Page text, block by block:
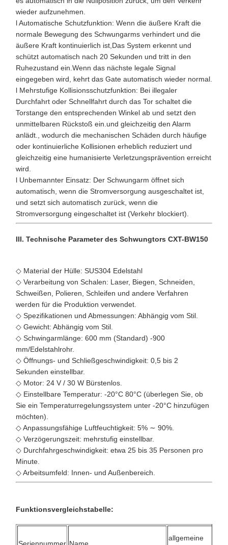
wieder aufzunehmen.
l Automatische Schutzfunktion: Wenn die äußere Kraft die
normale Bewegung des Schwungarms verhindert und die
äußere Kraft kontinuierlich ist,Das System erkennt und
schützt automatisch nach 20 Sekunden und tritt in den
Ruhezustand ein.Wenn das nächste legale Signal
eingegeben wird, kehrt das Gate automatisch wieder normal.
l Mehrstufige Kollisionsschutzfunktion: Bei illegaler
Durchfahrt oder Schnellfahrt durch das Tor schaltet die
Torstange den entsprechenden Winkel ab und setzt den
unmittelbaren Rückstoß ein.und gleichzeitig den Alarm
anlädt., wodurch die mechanischen Schäden durch häufige
oder kontinuierliche Kollisionen erheblich reduziert und
gleichzeitig eine humanisierte Verletzungsprävention erreicht
wird.
l Unbemannter Einsatz: Der Schwungarm öffnet sich
automatisch, wenn die Stromversorgung ausgeschaltet ist,
und setzt sich automatisch zurück, wenn die
Stromversorgung eingeschaltet ist (Verkehr blockiert).
III. Technische Parameter des Schwungtors CXT-BW150
◇ Material der Hülle: SUS304 Edelstahl
◇ Verarbeitung von Schalen: Laser, Biegen, Schneiden,
Schweißen, Polieren, Schleifen und andere Verfahren
werden für die Produktion verwendet.
◇ Spezifikationen und Abmessungen: Abhängig vom Stil.
◇ Gewicht: Abhängig vom Stil.
◇ Schwingarmlänge: 600 mm (Standard) -900
mm/Edelstahlrohr.
◇ Öffnungs- und Schließgeschwindigkeit: 0,5 bis 2
Sekunden einstellbar.
◇ Motor: 24 V / 30 W Bürstenlos.
◇ Einstellbare Temperatur: -20°C 80°C (überlegen Sie, ob
Sie ein Temperaturregelungssystem unter -20°C hinzufügen
möchten).
◇ Anpassungsfähige Luftfeuchtigkeit: 5% ∼ 90%.
◇ Verzögerungszeit: mehrstufig einstellbar.
◇ Durchfahrgeschwindigkeit: etwa 25 bis 35 Personen pro
Minute.
◇ Arbeitsumfeld: Innen- und Außenbereich.
Funktionsvergleichstabelle:
allgemeine